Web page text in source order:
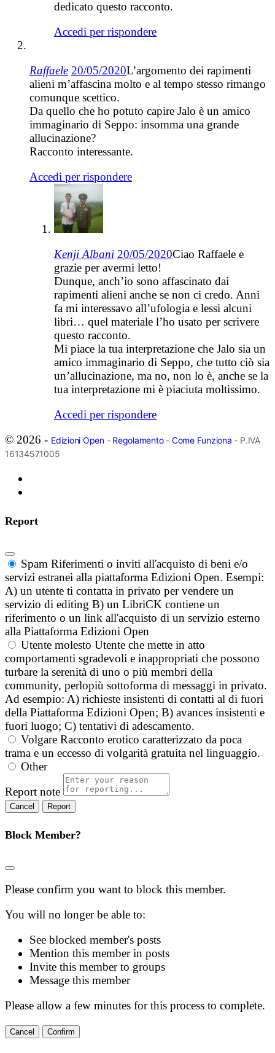
dedicato questo racconto.
Accedi per rispondere
Raffaele 20/05/2020L’argomento dei rapimenti
alieni m’affascina molto e al tempo stesso rimango
comunque scettico.
Da quello che ho potuto capire Jalo è un amico
immaginario di Seppo: insomma una grande
allucinazione?
Racconto interessante.
Accedi per rispondere
Kenji Albani 20/05/2020Ciao Raffaele e
grazie per avermi letto!
Dunque, anch’io sono affascinato dai
rapimenti alieni anche se non ci credo. Anni
fa mi interessavo all’ufologia e lessi alcuni
libri… quel materiale l’ho usato per scrivere
questo racconto.
Mi piace la tua interpretazione che Jalo sia un
amico immaginario di Seppo, che tutto ciò sia
un’allucinazione, ma no, non lo è, anche se la
tua interpretazione mi è piaciuta moltissimo.
Accedi per rispondere
© 2026 - Edizioni Open- Regolamento- Come Funziona - P.IVA
16134571005
Report
Spam Riferimenti o inviti all'acquisto di beni e/o
servizi estranei alla piattaforma Edizioni Open. Esempi:
A) un utente ti contatta in privato per vendere un
servizio di editing B) un LibriCK contiene un
riferimento o un link all'acquisto di un servizio esterno
alla Piattaforma Edizioni Open
Utente molesto Utente che mette in atto
comportamenti sgradevoli e inappropriati che possono
turbare la serenità di uno o più membri della
community, perlopiù sottoforma di messaggi in privato.
Ad esempio: A) richieste insistenti di contatti al di fuori
della Piattaforma Edizioni Open; B) avances insistenti e
fuori luogo; C) tentativi di adescamento.
Volgare Racconto erotico caratterizzato da poca
trama e un eccesso di volgarità gratuita nel linguaggio.
Other
Report note
Report
Block Member?
Please confirm you want to block this member.
You will no longer be able to:
See blocked member's posts
Mention this member in posts
Invite this member to groups
Message this member
Please allow a few minutes for this process to complete.
Confirm